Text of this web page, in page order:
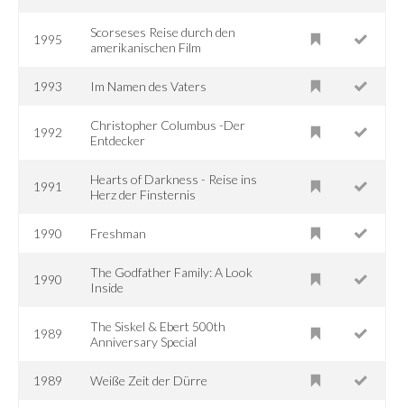
1995
Scorseses Reise durch den
amerikanischen Film
1993 Im Namen des Vaters
1992
Christopher Columbus -Der
Entdecker
1991
Hearts of Darkness - Reise ins
Herz der Finsternis
1990 Freshman
1990
The Godfather Family: A Look
Inside
1989
The Siskel & Ebert 500th
Anniversary Special
1989 Weiße Zeit der Dürre